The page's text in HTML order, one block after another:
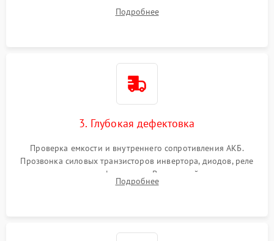
и кистей для предотвращения перегрева и замыканий.
Подробнее
3. Глубокая дефектовка
Проверка емкости и внутреннего сопротивления АКБ.
Прозвонка силовых транзисторов инвертора, диодов, реле
переключения и трансформатора. Визуальный поиск вздутых
конденсаторов и прогаров на печатной плате.
Подробнее